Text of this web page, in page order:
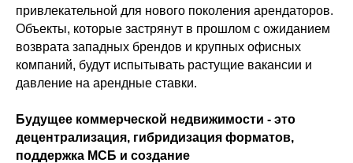
привлекательной для нового поколения арендаторов.
Объекты, которые застрянут в прошлом с ожиданием
возврата западных брендов и крупных офисных
компаний, будут испытывать растущие вакансии и
давление на арендные ставки.
Будущее коммерческой недвижимости - это
децентрализация, гибридизация форматов,
поддержка МСБ и создание